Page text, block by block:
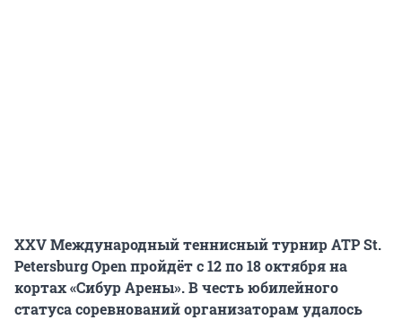
XXV Международный теннисный турнир ATP St.
Petersburg Open пройдёт с 12 по 18 октября на
кортах «Сибур Арены». В честь юбилейного
статуса соревнований организаторам удалось